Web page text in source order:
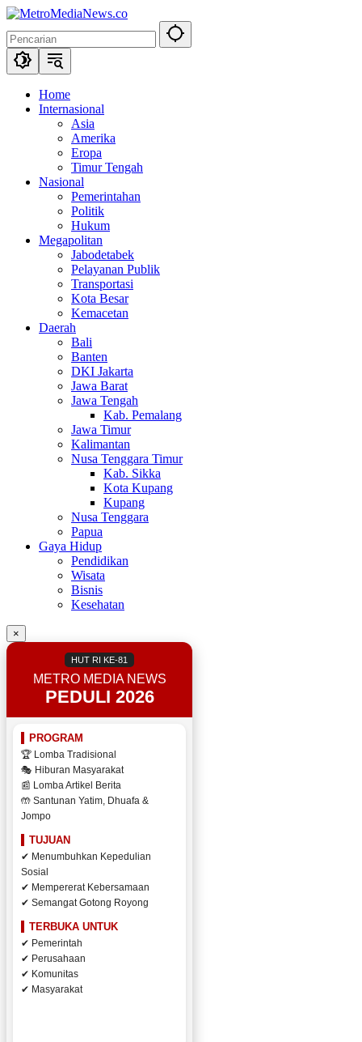
Langsung
konten
Home
Internasional
Asia
Amerika
Eropa
Timur Tengah
Nasional
Pemerintahan
Politik
Hukum
Megapolitan
Jabodetabek
Pelayanan Publik
Transportasi
Kota Besar
Kemacetan
Daerah
Bali
Banten
DKI Jakarta
Jawa Barat
Jawa Tengah
Kab. Pemalang
Jawa Timur
Kalimantan
Nusa Tenggara Timur
Kab. Sikka
Kota Kupang
Kupang
Nusa Tenggara
Papua
Gaya Hidup
Pendidikan
Wisata
Bisnis
Kesehatan
×
HUT RI KE-81
METRO MEDIA NEWS
PEDULI 2026
PROGRAM
🏆 Lomba Tradisional
🎭 Hiburan Masyarakat
📰 Lomba Artikel Berita
🤲 Santunan Yatim, Dhuafa &
Jompo
TUJUAN
✔ Menumbuhkan Kepedulian
Sosial
✔ Mempererat Kebersamaan
✔ Semangat Gotong Royong
TERBUKA UNTUK
✔ Pemerintah
✔ Perusahaan
✔ Komunitas
✔ Masyarakat